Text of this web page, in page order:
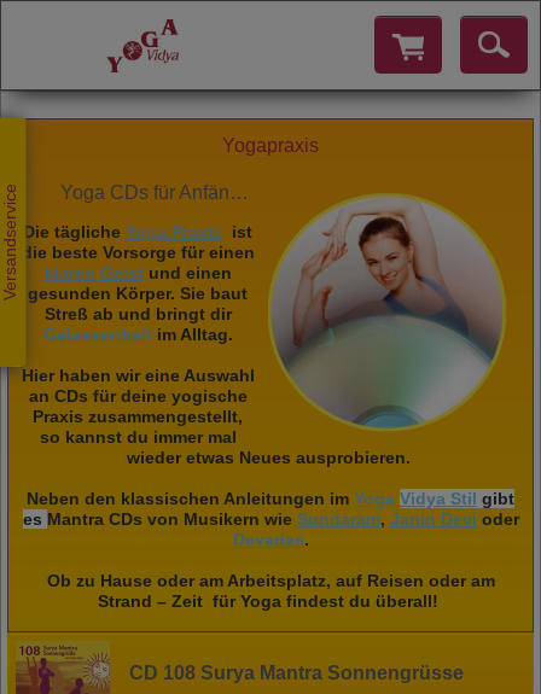
Versandservice
Yogapraxis
Yoga CDs für Anfänger und erfahrene Yogis
Die tägliche Yoga Praxis ist
die beste Vorsorge für einen
klaren Geistund einen
gesunden Körper. Sie baut
Streß ab und bringt dir
Gelassenheitim Alltag.
Hier haben wir eine Auswahl
an CDs für deine yogische
Praxis zusammengestellt,
so kannst du immer mal
wieder etwas Neues ausprobieren.
Neben den klassischen Anleitungen im Yoga Vidya Stil gibt
es Mantra CDs von Musikern wie Sundaram, Janin Devi oder
Devadas.
Ob zu Hause oder am Arbeitsplatz, auf Reisen oder am
Strand – Zeit für Yoga findest du überall!
CD 108 Surya Mantra Sonnengrüsse